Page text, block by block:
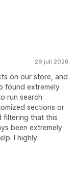
29 juli 2026
on our store, and
found extremely
run search
sections or
filtering that this
been extremely
I highly